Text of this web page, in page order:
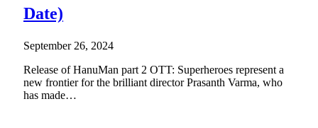
Date)
September 26, 2024
Release of HanuMan part 2 OTT: Superheroes represent a
new frontier for the brilliant director Prasanth Varma, who
has made…